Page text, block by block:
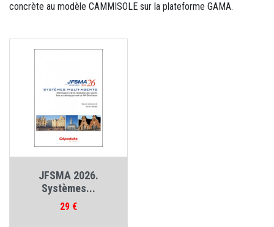
concrète au modèle CAMMISOLE sur la plateforme GAMA.
JFSMA 2026.
Systèmes...
Prix
29 €